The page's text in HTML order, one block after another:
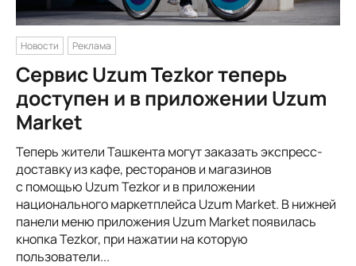
Новости Реклама
Сервис Uzum Tezkor теперь
доступен и в приложении Uzum
Market
Теперь жители Ташкента могут заказать экспресс-
доставку из кафе, ресторанов и магазинов
с помощью Uzum Tezkor и в приложении
национального маркетплейса Uzum Market. В нижней
панели меню приложения Uzum Market появилась
кнопка Tezkor, при нажатии на которую
пользователи...